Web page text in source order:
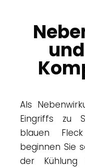
Als
Eingriffs zu
blauen
beginnen Sie
der